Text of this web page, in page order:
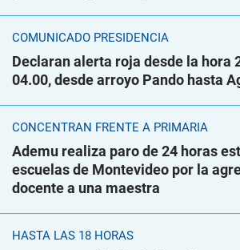
COMUNICADO PRESIDENCIA
Declaran alerta roja desde la hora
04.00, desde arroyo Pando hasta
CONCENTRAN FRENTE A PRIMARIA
Ademu realiza paro de 24 horas
escuelas de Montevideo por la
docente a una maestra
HASTA LAS 18 HORAS